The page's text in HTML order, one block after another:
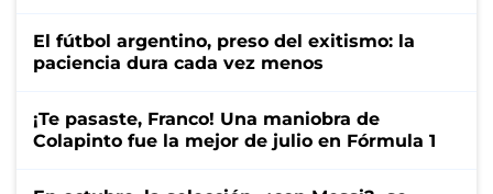
El fútbol argentino, preso del exitismo: la
paciencia dura cada vez menos
¡Te pasaste, Franco! Una maniobra de
Colapinto fue la mejor de julio en Fórmula 1